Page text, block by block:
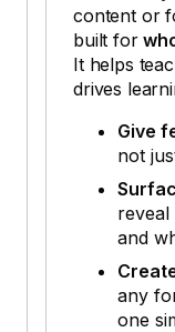
content or
built for
It helps
drives
Give
not
and
any
one